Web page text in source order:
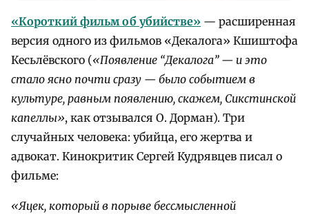
«Короткий фильм об убийстве» — расширенная
версия одного из фильмов «Декалога» Кшиштофа
Кесьлёвского («Появление “Декалога” — и это
стало ясно почти сразу — было событием в
культуре, равным появлению, скажем, Сикстинской
капеллы», как отзывался О. Дорман). Три
случайных человека: убийца, его жертва и
адвокат. Кинокритик Сергей Кудрявцев писал о
фильме:
«Яцек, который в порыве бессмысленной